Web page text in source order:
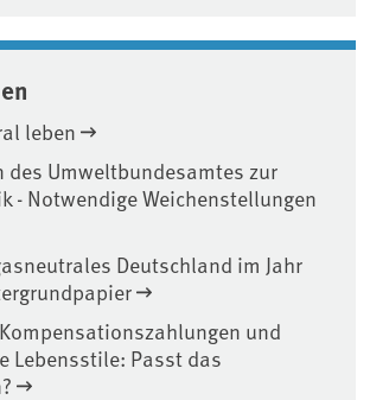
leben
des Umweltbundesamtes zur
- Notwendige Weichenstellungen
Deutschland im Jahr
und
Lebensstile: Passt das